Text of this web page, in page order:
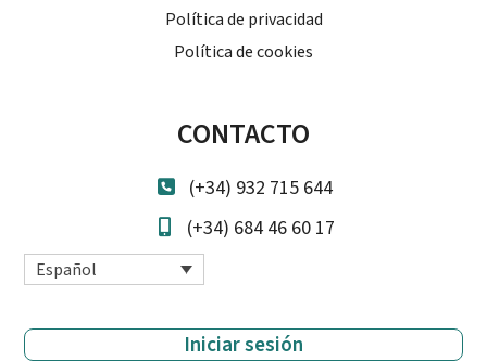
Política de privacidad
Política de cookies
CONTACTO
(+34) 932 715 644
(+34) 684 46 60 17
Español
Iniciar sesión